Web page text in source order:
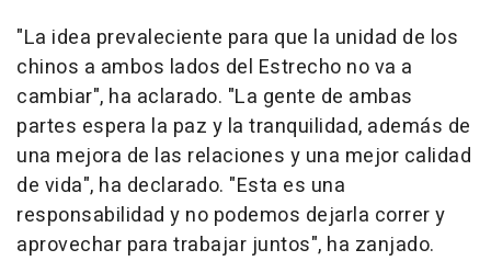
"La idea prevaleciente para que la unidad de los
chinos a ambos lados del Estrecho no va a
cambiar", ha aclarado. "La gente de ambas
partes espera la paz y la tranquilidad, además de
una mejora de las relaciones y una mejor calidad
de vida", ha declarado. "Esta es una
responsabilidad y no podemos dejarla correr y
aprovechar para trabajar juntos", ha zanjado.